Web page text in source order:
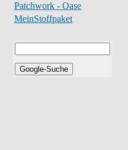
Patchwork - Oase
MeinStoffpaket